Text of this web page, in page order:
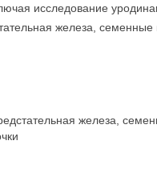
исследование
железа, семенные
железа,